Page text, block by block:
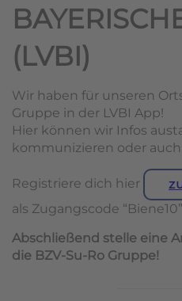
(LVBI)
Wir haben für unseren
Gruppe in der LVBI App!
Hier können wir Infos
kommunizieren oder
Registriere dich hier
als Zugangscode
Abschließend stelle eine
die BZV-Su-Ro Gruppe!